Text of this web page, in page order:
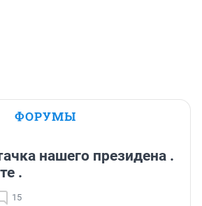
ФОРУМЫ
нашего президена .
.
15